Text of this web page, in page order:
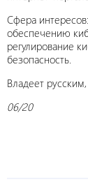
Сфера
обеспечению
регулирование
безопасность.
Владеет
06/20